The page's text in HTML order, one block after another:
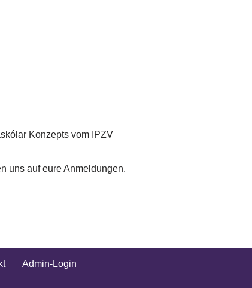
Konzepts vom IPZV
uns auf eure Anmeldungen.
Admin-Login